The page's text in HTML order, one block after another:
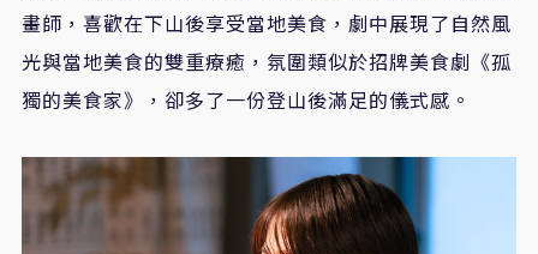
畫師，喜歡在下山後享受當地美食，劇中展現了自然風
光與當地美食的雙重療癒，氛圍類似於招牌美食劇《孤
獨的美食家》，卻多了一份登山後滿足的儀式感。